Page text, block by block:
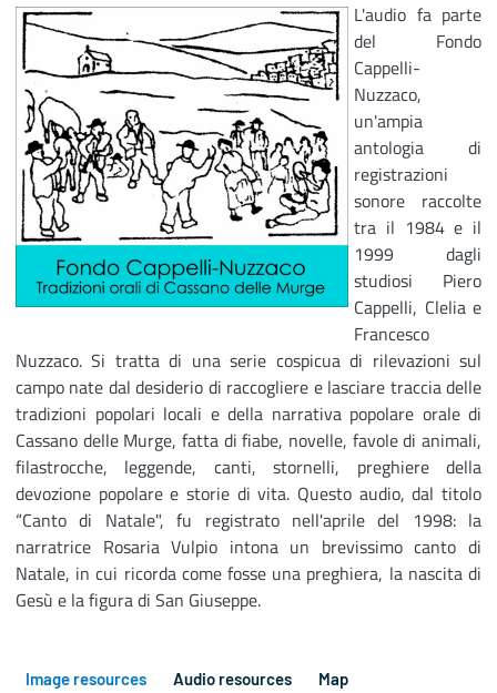
L'audio fa parte
del Fondo
Cappelli-
Nuzzaco,
un'ampia
antologia di
registrazioni
sonore raccolte
tra il 1984 e il
1999 dagli
studiosi Piero
Cappelli, Clelia e
Francesco
Nuzzaco. Si tratta di una serie cospicua di rilevazioni sul
campo nate dal desiderio di raccogliere e lasciare traccia delle
tradizioni popolari locali e della narrativa popolare orale di
Cassano delle Murge, fatta di fiabe, novelle, favole di animali,
filastrocche, leggende, canti, stornelli, preghiere della
devozione popolare e storie di vita. Questo audio, dal titolo
“Canto di Natale", fu registrato nell'aprile del 1998: la
narratrice Rosaria Vulpio intona un brevissimo canto di
Natale, in cui ricorda come fosse una preghiera, la nascita di
Gesù e la figura di San Giuseppe.
Image resources Audio resources Map